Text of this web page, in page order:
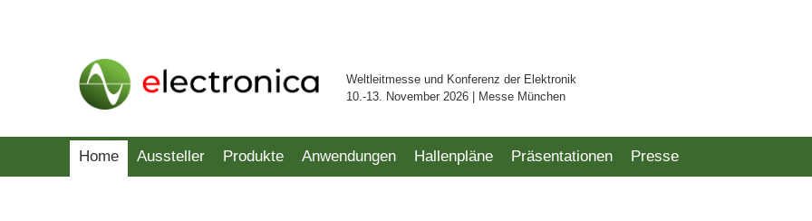
Weltleitmesse und Konferenz der Elektronik
10.-13. November 2026 | Messe München
Home Aussteller Produkte Anwendungen Hallenpläne Präsentationen Presse